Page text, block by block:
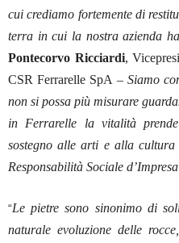
cui crediamo fortemente di
terra in cui la nostra azienda
Pontecorvo Ricciardi,
CSR Ferrarelle SpA – Siamo
non si possa più misurare
in Ferrarelle la vitalità
sostegno alle arti e alla
Responsabilità Sociale
“Le pietre sono sinonimo di
naturale evoluzione delle